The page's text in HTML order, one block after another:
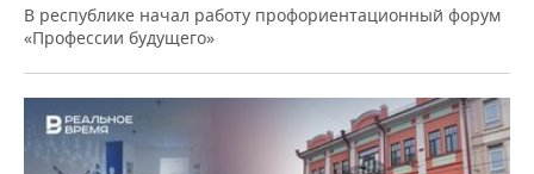
В республике начал работу профориентационный форум
«Профессии будущего»